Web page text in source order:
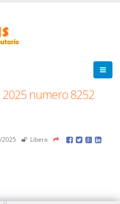
2025 numero 8252
2025 Libera